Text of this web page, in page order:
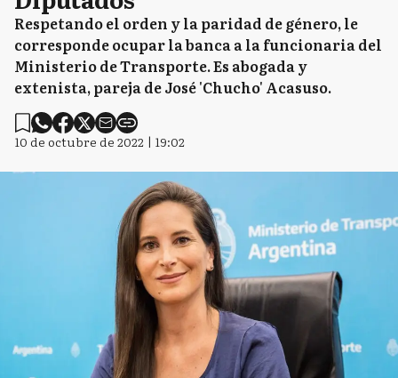
Respetando el orden y la paridad de género, le
corresponde ocupar la banca a la funcionaria del
Ministerio de Transporte. Es abogada y
extenista, pareja de José 'Chucho' Acasuso.
10 de octubre de 2022 | 19:02